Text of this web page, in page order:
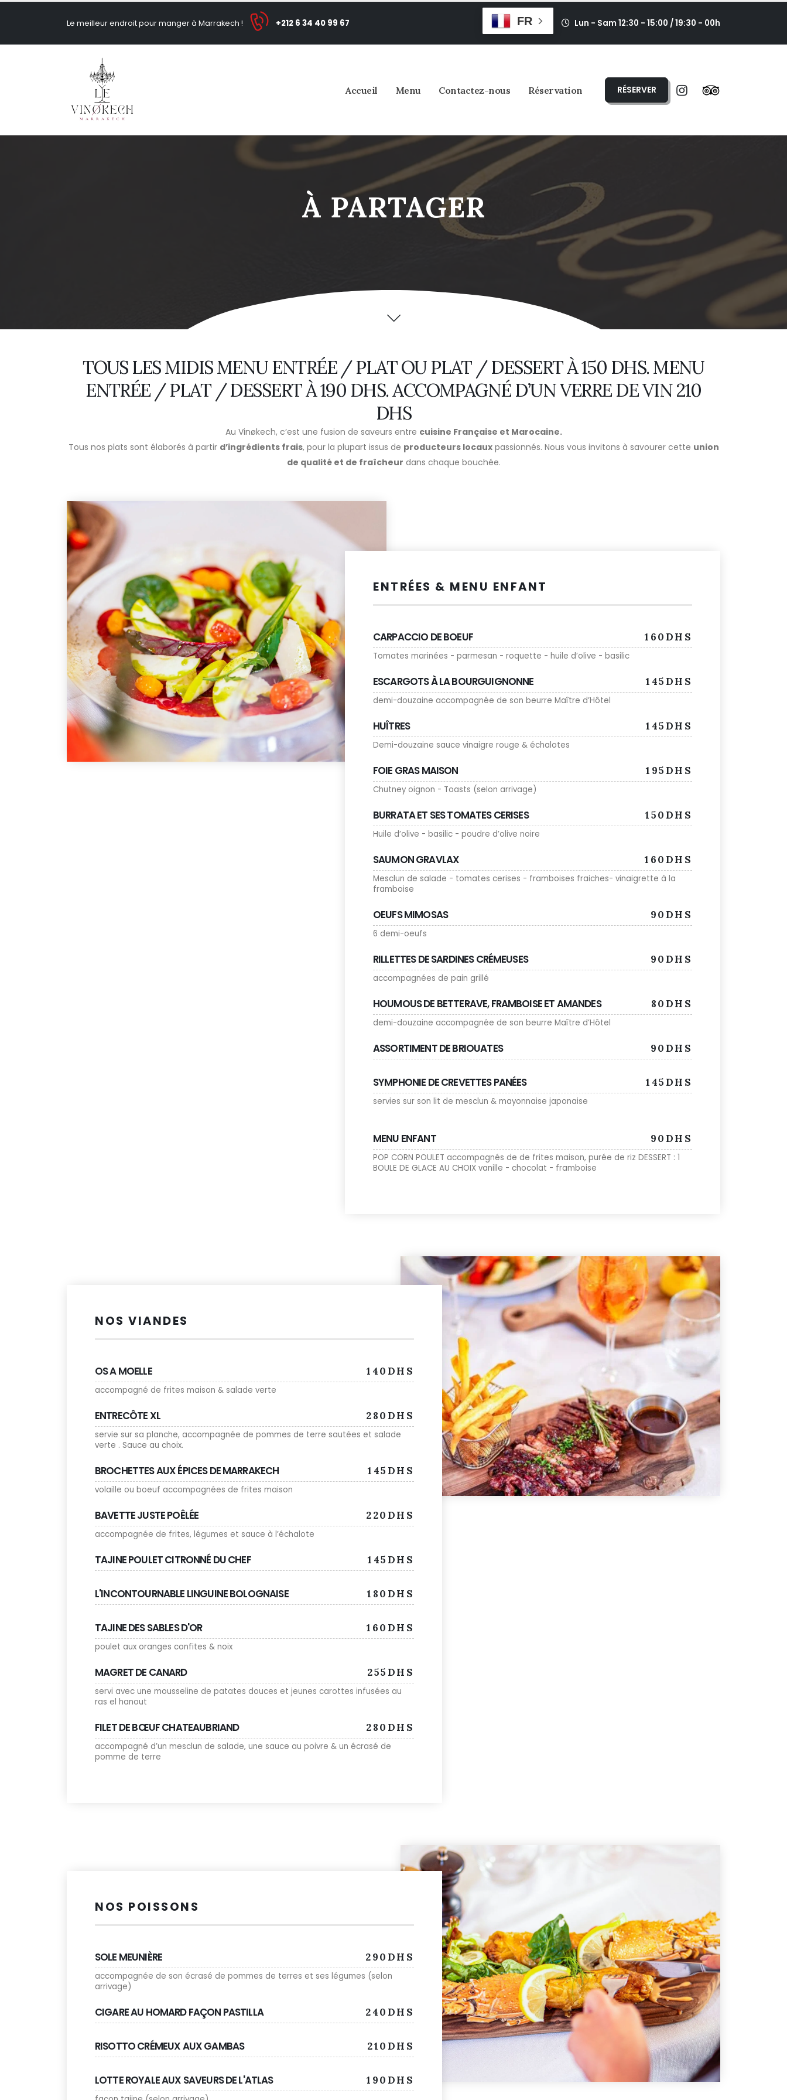
Le meilleur endroit pour manger à Marrakech ! +212 6 34 40 99 67 FR Lun - Sam 12:30 - 15:00 / 19:30 - 00h
Accueil Menu Contactez-nous Réservation RÉSERVER
À PARTAGER
TOUS LES MIDIS MENU ENTRÉE / PLAT OU PLAT / DESSERT À 150 DHS. MENU
ENTRÉE / PLAT / DESSERT À 190 DHS. ACCOMPAGNÉ D’UN VERRE DE VIN 210
DHS
Au Vinøkech, c’est une fusion de saveurs entre cuisine Française et Marocaine.
Tous nos plats sont élaborés à partir d’ingrédients frais, pour la plupart issus de producteurs locauxpassionnés. Nous vous invitons à savourer cette union
de qualité et de fraîcheur dans chaque bouchée.
ENTRÉES & MENU ENFANT
CARPACCIO DE BOEUF 160DHS
Tomates marinées - parmesan - roquette - huile d’olive - basilic
ESCARGOTS À LA BOURGUIGNONNE 145DHS
demi-douzaine accompagnée de son beurre Maître d’Hôtel
HUÎTRES 145DHS
Demi-douzaine sauce vinaigre rouge & échalotes
FOIE GRAS MAISON 195DHS
Chutney oignon - Toasts (selon arrivage)
BURRATA ET SES TOMATES CERISES 150DHS
Huile d’olive - basilic - poudre d’olive noire
SAUMON GRAVLAX 160DHS
Mesclun de salade - tomates cerises - framboises fraiches- vinaigrette à la
framboise
OEUFS MIMOSAS 90DHS
6 demi-oeufs
RILLETTES DE SARDINES CRÉMEUSES 90DHS
accompagnées de pain grillé
HOUMOUS DE BETTERAVE, FRAMBOISE ET AMANDES 80DHS
demi-douzaine accompagnée de son beurre Maître d’Hôtel
ASSORTIMENT DE BRIOUATES 90DHS
SYMPHONIE DE CREVETTES PANÉES 145DHS
servies sur son lit de mesclun & mayonnaise japonaise
MENU ENFANT 90DHS
POP CORN POULET accompagnés de de frites maison, purée de riz DESSERT : 1
BOULE DE GLACE AU CHOIX vanille - chocolat - framboise
NOS VIANDES
OS A MOELLE 140DHS
accompagné de frites maison & salade verte
ENTRECÔTE XL 280DHS
servie sur sa planche, accompagnée de pommes de terre sautées et salade
verte . Sauce au choix.
BROCHETTES AUX ÉPICES DE MARRAKECH 145DHS
volaille ou boeuf accompagnées de frites maison
BAVETTE JUSTE POÊLÉE 220DHS
accompagnée de frites, légumes et sauce à l’échalote
TAJINE POULET CITRONNÉ DU CHEF 145DHS
L'INCONTOURNABLE LINGUINE BOLOGNAISE 180DHS
TAJINE DES SABLES D'OR 160DHS
poulet aux oranges confites & noix
MAGRET DE CANARD 255DHS
servi avec une mousseline de patates douces et jeunes carottes infusées au
ras el hanout
FILET DE BŒUF CHATEAUBRIAND 280DHS
accompagné d’un mesclun de salade, une sauce au poivre & un écrasé de
pomme de terre
NOS POISSONS
SOLE MEUNIÈRE 290DHS
accompagnée de son écrasé de pommes de terres et ses légumes (selon
arrivage)
CIGARE AU HOMARD FAÇON PASTILLA 240DHS
RISOTTO CRÉMEUX AUX GAMBAS 210DHS
LOTTE ROYALE AUX SAVEURS DE L'ATLAS 190DHS